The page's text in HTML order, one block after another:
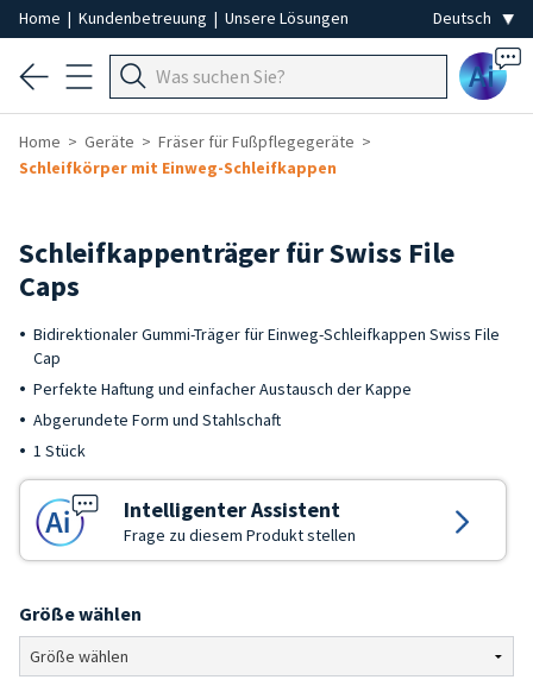
Home | Kundenbetreuung | Unsere Lösungen
Ai
Home Geräte
Fräser für Fußpflegegeräte
Schleifkörper mit Einweg-Schleifkappen
Schleifkappenträger für Swiss File
Caps
Bidirektionaler Gummi-Träger für Einweg-Schleifkappen Swiss File
Cap
Perfekte Haftung und einfacher Austausch der Kappe
Abgerundete Form und Stahlschaft
1 Stück
Intelligenter Assistent
Frage zu diesem Produkt stellen
Größe wählen